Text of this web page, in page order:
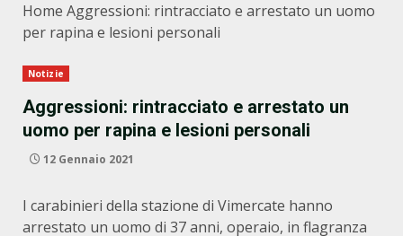
Home Aggressioni: rintracciato e arrestato un uomo
per rapina e lesioni personali
Notizie
Aggressioni: rintracciato e arrestato un
uomo per rapina e lesioni personali
12 Gennaio 2021
I carabinieri della stazione di Vimercate hanno
arrestato un uomo di 37 anni, operaio, in flagranza